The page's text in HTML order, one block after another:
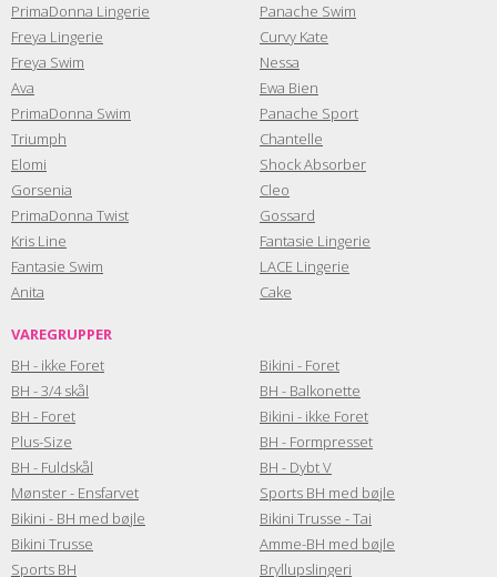
PrimaDonna Lingerie
Freya Lingerie
Freya Swim
Ava
PrimaDonna Swim
Triumph
Elomi
Gorsenia
PrimaDonna Twist
Kris Line
Fantasie Swim
Anita
Panache Swim
Curvy Kate
Nessa
Ewa Bien
Panache Sport
Chantelle
Shock Absorber
Cleo
Gossard
Fantasie Lingerie
LACE Lingerie
Cake
VAREGRUPPER
BH - ikke Foret
BH - 3/4 skål
BH - Foret
Plus-Size
BH - Fuldskål
Mønster - Ensfarvet
Bikini - BH med bøjle
Bikini Trusse
Sports BH
Bikini - Foret
BH - Balkonette
Bikini - ikke Foret
BH - Formpresset
BH - Dybt V
Sports BH med bøjle
Bikini Trusse - Tai
Amme-BH med bøjle
Bryllupslingeri